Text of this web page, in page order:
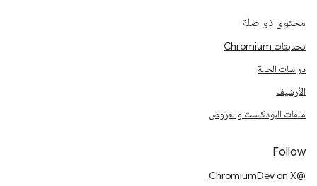
محتوى ذو صلة
تحديثات Chromium
دراسات الحالة
الأرشيف
ملفات البودكاست والعروض
Follow
@ChromiumDev on X